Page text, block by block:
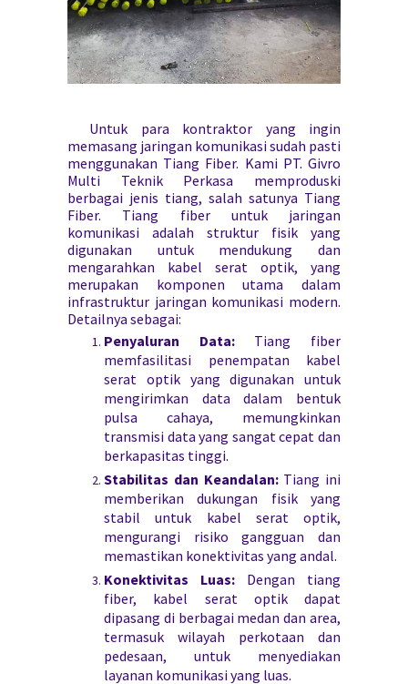
Untuk para kontraktor yang ingin
memasang jaringan komunikasi sudah pasti
menggunakan Tiang Fiber. Kami PT. Givro
Multi Teknik Perkasa memproduski
berbagai jenis tiang, salah satunya Tiang
Fiber. Tiang fiber untuk jaringan
komunikasi adalah struktur fisik yang
digunakan untuk mendukung dan
mengarahkan kabel serat optik, yang
merupakan komponen utama dalam
infrastruktur jaringan komunikasi modern.
Detailnya sebagai:
Penyaluran Data:Tiang fiber
memfasilitasi penempatan kabel
serat optik yang digunakan untuk
mengirimkan data dalam bentuk
pulsa cahaya, memungkinkan
transmisi data yang sangat cepat dan
berkapasitas tinggi.
Stabilitas dan Keandalan:Tiang ini
memberikan dukungan fisik yang
stabil untuk kabel serat optik,
mengurangi risiko gangguan dan
memastikan konektivitas yang andal.
Konektivitas Luas: Dengan tiang
fiber, kabel serat optik dapat
dipasang di berbagai medan dan area,
termasuk wilayah perkotaan dan
pedesaan, untuk menyediakan
layanan komunikasi yang luas.